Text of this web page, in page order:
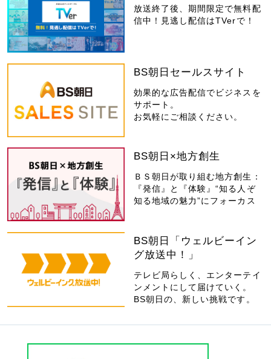
放送終了後、期間限定で無料配
信中！見逃し配信はTVerで！
BS朝日セールスサイト
効果的な広告配信でビジネスを
サポート。
お気軽にご相談ください。
BS朝日×地方創生
ＢＳ朝日が取り組む地方創生：
『発信』と『体験』“知る人ぞ
知る地域の魅力”にフォーカス
BS朝日「ウェルビーイン
グ放送中！」
テレビ局らしく、エンターテイ
ンメントにして届けていく。
BS朝日の、新しい挑戦です。